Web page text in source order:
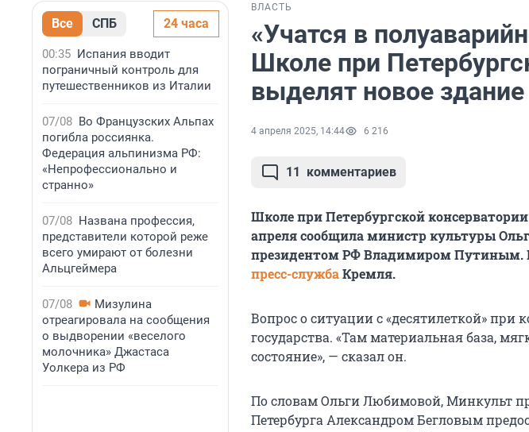
Все СПБ 24 часа
00:35 Испания вводит
пограничный контроль для
путешественников из Италии
07/08 Во Французских Альпах
погибла россиянка.
Федерация альпинизма РФ:
«Непрофессионально и
странно»
07/08 Названа профессия,
представители которой реже
всего умирают от болезни
Альцгеймера
07/08
Мизулина
отреагировала на сообщения
о выдворении «веселого
молочника» Джастаса
Уолкера из РФ
ВЛАСТЬ
«Учатся в
Школе при
выделят новое здание
4 апреля 2025, 14:44 6 216
11 комментариев
Школе при Петербургской
апреля сообщила министр культуры
президентом РФ Владимиром Путиным.
пресс-службаКремля.
Вопрос о ситуации с «десятилеткой» при
государства. «Там материальная база,
состояние», — сказал он.
По словам Ольги Любимовой, Минкульт
Петербурга Александром Бегловым